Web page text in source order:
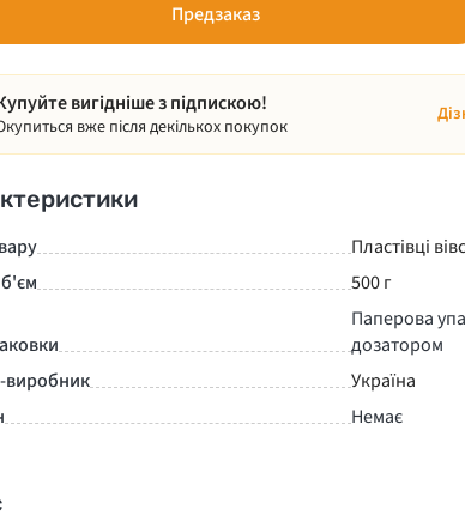
Предзаказ
вигідніше з підпискою!
вже після декількох покупок
Пластівці
500 г
Паперова
дозатором
виробник
Україна
Немає